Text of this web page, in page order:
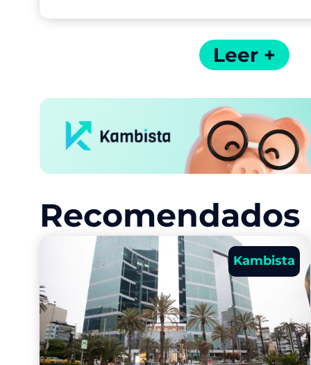
Leer +
Recomendados
Kambista